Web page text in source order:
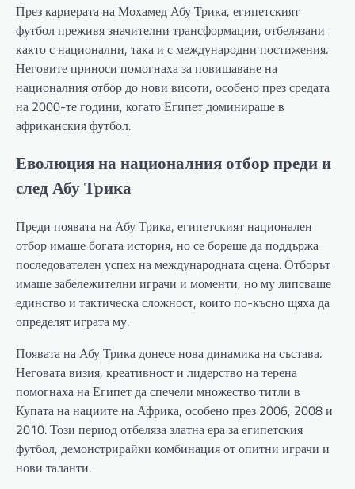
През кариерата на Мохамед Абу Трика, египетският
футбол преживя значителни трансформации, отбелязани
както с национални, така и с международни постижения.
Неговите приноси помогнаха за повишаване на
националния отбор до нови висоти, особено през средата
на 2000-те години, когато Египет доминираше в
африканския футбол.
Еволюция на националния отбор преди и
след Абу Трика
Преди появата на Абу Трика, египетският национален
отбор имаше богата история, но се бореше да поддържа
последователен успех на международната сцена. Отборът
имаше забележителни играчи и моменти, но му липсваше
единство и тактическа сложност, които по-късно щяха да
определят играта му.
Появата на Абу Трика донесе нова динамика на състава.
Неговата визия, креативност и лидерство на терена
помогнаха на Египет да спечели множество титли в
Купата на нациите на Африка, особено през 2006, 2008 и
2010. Този период отбеляза златна ера за египетския
футбол, демонстрирайки комбинация от опитни играчи и
нови таланти.